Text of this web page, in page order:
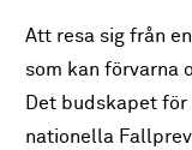
Att resa sig från
som kan förvarna
Det budskapet för
nationella